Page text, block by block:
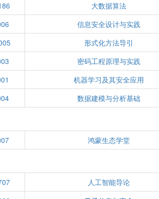
大数据算法
信息安全设计与实践
形式化方法导引
密码工程原理与实践
机器学习及其安全应用
数据建模与分析基础
鸿蒙生态学堂
人工智能导论